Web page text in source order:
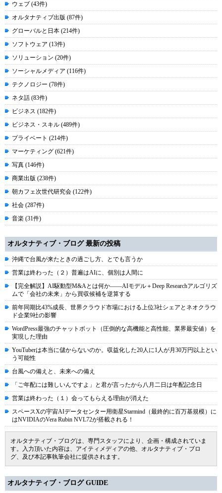
ウェブ (43件)
オルタナティブ出版 (87件)
グローバルと日本 (214件)
ソフトウェア (13件)
ソリューション (20件)
ソーシャルメディア (116件)
テクノロジー (78件)
ネタ話 (83件)
ビジネス (182件)
ビジネス・スキル (489件)
プライベート (214件)
マーケティング (621件)
写真 (146件)
商業出版 (238件)
朝カフェ次世代研究会 (122件)
社会 (287件)
音楽 (31件)
オルタナティブ・ブログ 最新の投稿
沖縄で台風が来たときの過ごし方、とでも言うか
営業は終わった（２）普遍はAIに、個別は人間に
【完全解説】AI駆動型M&Aとは何か――AIモデル＋Deep Researchアルゴリズ
ムで「会社の未来」から買収候補を逆算する
前年同期比43%成長、世界クラウド市場における上位3社シェアとネオクラウ
ド企業9社の影響
WordPress最強のチャットボット（圧倒的な高機能と高性能、業界最安値）を
実現した理由
YouTuberは本当に儲からないのか。収益化した20人に1人が月30万円以上とい
う可能性
台風への備えと、未来への備え
「ご年配には難しいんですよ」と君が言ったから八月二日は年配記念日
営業は終わった（１）会ってもらえる理由が消えた
スペースXの宇宙AIデータセンター用衛星Starmind（最終的に百万基規模）に
はNVIDIAのVera Rubin NVL72が搭載される！
オルタナティブ・ブログは、専門スタッフにより、企画・構成されていま
す。入力頂いた内容は、アイティメディアの他、オルタナティブ・ブロ
グ、及び本記事執筆会社に提供されます。
オルタナティブ・ブログ GUIDE